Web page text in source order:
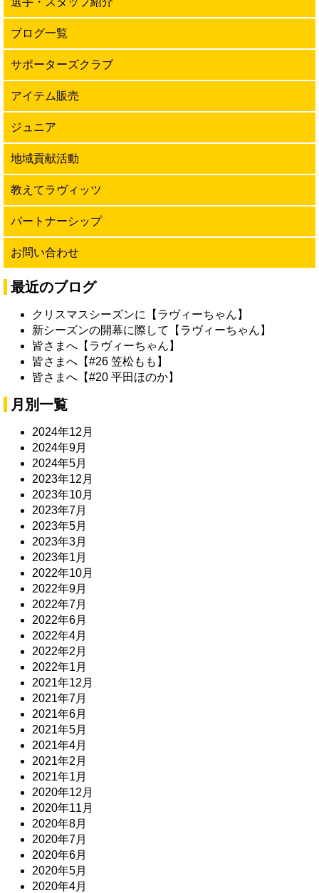
ブログ一覧
サポーターズクラブ
アイテム販売
ジュニア
地域貢献活動
教えてラヴィッツ
パートナーシップ
お問い合わせ
最近のブログ
クリスマスシーズンに【ラヴィーちゃん】
新シーズンの開幕に際して【ラヴィーちゃん】
皆さまへ【ラヴィーちゃん】
皆さまへ【#26 笠松もも】
皆さまへ【#20 平田ほのか】
月別一覧
2024年12月
2024年9月
2024年5月
2023年12月
2023年10月
2023年7月
2023年5月
2023年3月
2023年1月
2022年10月
2022年9月
2022年7月
2022年6月
2022年4月
2022年2月
2022年1月
2021年12月
2021年7月
2021年6月
2021年5月
2021年4月
2021年2月
2021年1月
2020年12月
2020年11月
2020年8月
2020年7月
2020年6月
2020年5月
2020年4月